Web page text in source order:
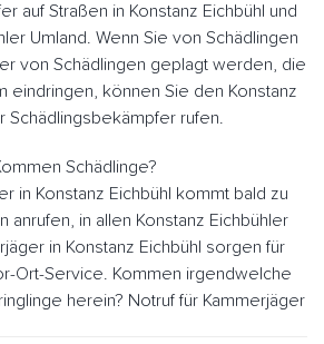
auf Straßen in Konstanz Eichbühl und
Umland. Wenn Sie von Schädlingen
von Schädlingen geplagt werden, die
eindringen, können Sie den Konstanz
Schädlingsbekämpfer rufen.
Schädlinge?
in Konstanz Eichbühl kommt bald zu
anrufen, in allen Konstanz Eichbühler
in Konstanz Eichbühl sorgen für
Ort-Service. Kommen irgendwelche
herein? Notruf für Kammerjäger